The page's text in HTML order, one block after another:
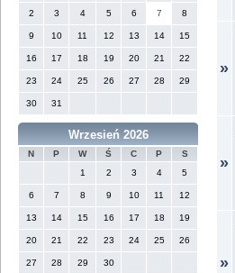
2 3 4 5 6 7 8
9 10 11 12 13 14 15
16 17 18 19 20 21 22
23 24 25 26 27 28 29
30 31
Wrzesień 2026
N P W Ś C P
S
1
2 3 4 5
6 7 8 9 10 11 12
13 14 15 16 17 18 19
20 21 22 23 24 25 26
27 28 29 30
»
»
»